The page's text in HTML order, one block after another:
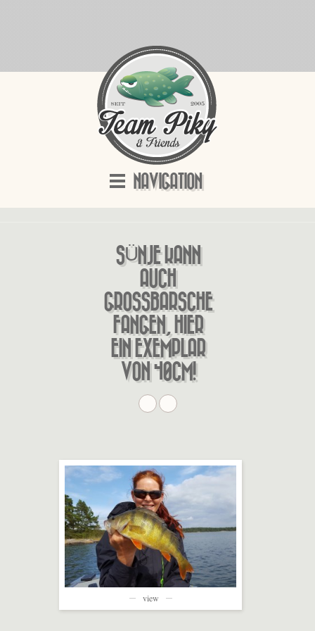
NAVIGATION
SÜNJE KANN
AUCH
GROSSBARSCHE F
ANGEN, HIER E
IN EXEMPLAR V
ON 40CM!
view